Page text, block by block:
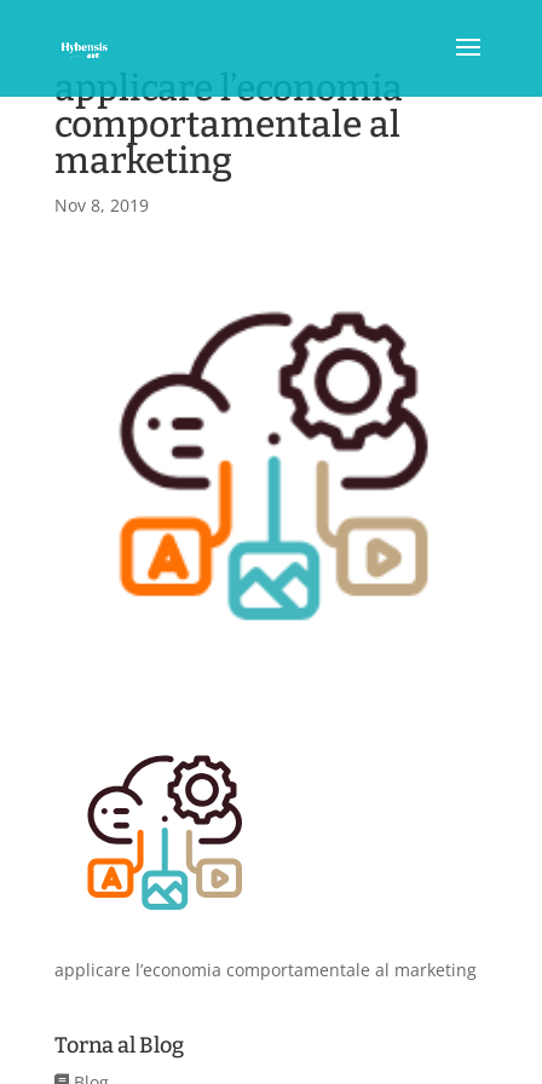
applicare l’economia
comportamentale al
marketing
Nov 8, 2019
applicare l’economia comportamentale al marketing
Torna al Blog